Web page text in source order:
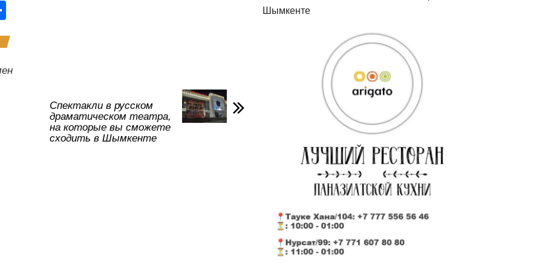
р
а
Спектакли в русском
драматическом театра,
на которые вы сможете
сходить в Шымкенте
Шымкенте